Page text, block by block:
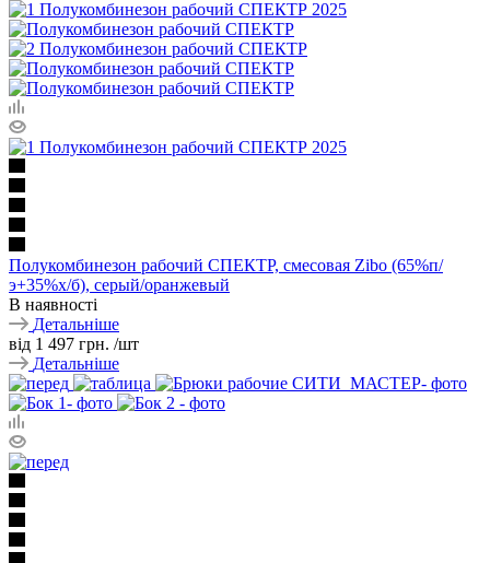
Полукомбинезон рабочий СПЕКТР, смесовая Zibo (65%п/
э+35%х/б), серый/оранжевый
В наявності
Детальніше
від 1 497 грн. /шт
Детальніше